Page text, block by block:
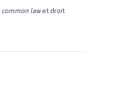
common lawet droit